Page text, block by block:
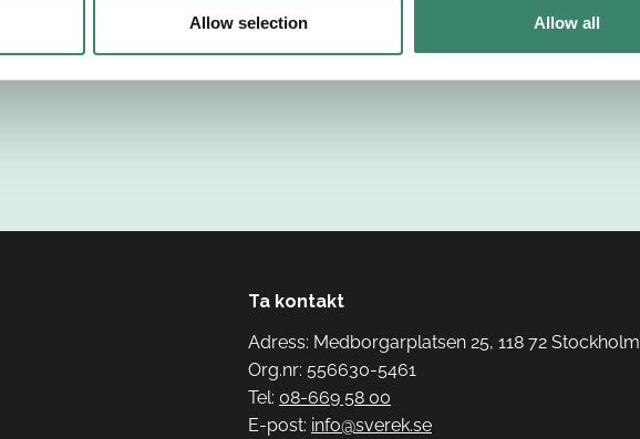
Allow selection Allow all
Ta kontakt
Adress: Medborgarplatsen 25, 118 72 Stockholm
Org.nr: 556630-5461
Tel: 08-669 58 00
E-post: info@sverek.se